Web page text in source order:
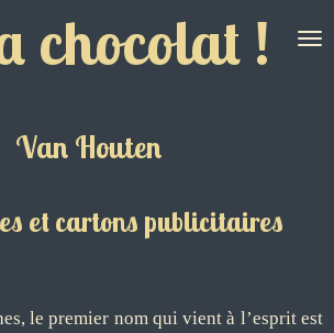
chocolat !
Van Houten
et cartons publicitaires
le premier nom qui vient à l’esprit est